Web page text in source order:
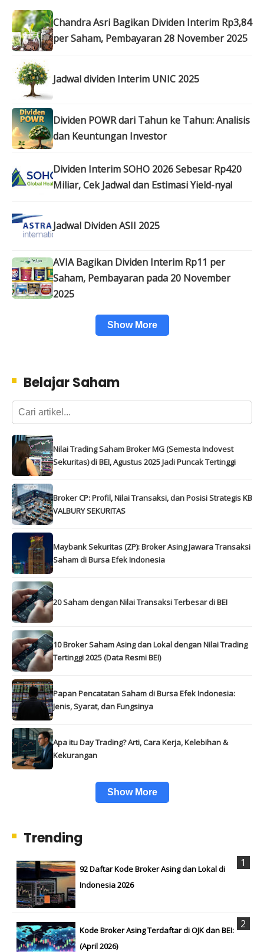
Chandra Asri Bagikan Dividen Interim Rp3,84
per Saham, Pembayaran 28 November 2025
Jadwal dividen Interim UNIC 2025
Dividen POWR dari Tahun ke Tahun: Analisis
dan Keuntungan Investor
Dividen Interim SOHO 2026 Sebesar Rp420
Miliar, Cek Jadwal dan Estimasi Yield-nya!
Jadwal Dividen ASII 2025
AVIA Bagikan Dividen Interim Rp11 per
Saham, Pembayaran pada 20 November
2025
Show More
Belajar Saham
Nilai Trading Saham Broker MG (Semesta Indovest
Sekuritas) di BEI, Agustus 2025 Jadi Puncak Tertinggi
Broker CP: Profil, Nilai Transaksi, dan Posisi Strategis KB
VALBURY SEKURITAS
Maybank Sekuritas (ZP): Broker Asing Jawara Transaksi
Saham di Bursa Efek Indonesia
20 Saham dengan Nilai Transaksi Terbesar di BEI
10 Broker Saham Asing dan Lokal dengan Nilai Trading
Tertinggi 2025 (Data Resmi BEI)
Papan Pencatatan Saham di Bursa Efek Indonesia:
Jenis, Syarat, dan Fungsinya
Apa itu Day Trading? Arti, Cara Kerja, Kelebihan &
Kekurangan
Show More
Trending
92 Daftar Kode Broker Asing dan Lokal di
Indonesia 2026
Kode Broker Asing Terdaftar di OJK dan BEI:
(April 2026)